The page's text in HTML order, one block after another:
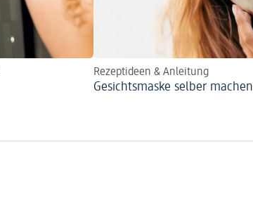
Rezeptideen & Anleitung
Gesichtsmaske selber machen